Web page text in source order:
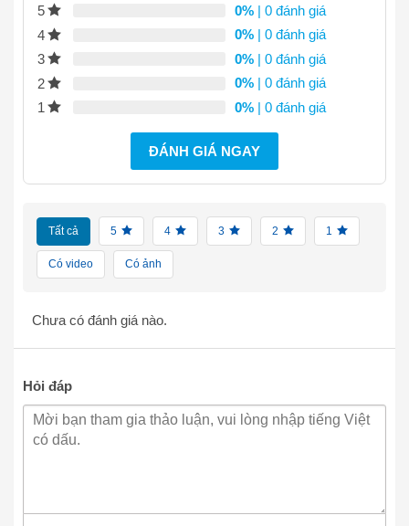
5 0% | 0 đánh giá
4
0% | 0 đánh giá
3
0% | 0 đánh giá
2
0% | 0 đánh giá
1
0% | 0 đánh giá
ĐÁNH GIÁ NGAY
Tất cả 5 4 3 2 1
Có video Có ảnh
Chưa có đánh giá nào.
Hỏi đáp